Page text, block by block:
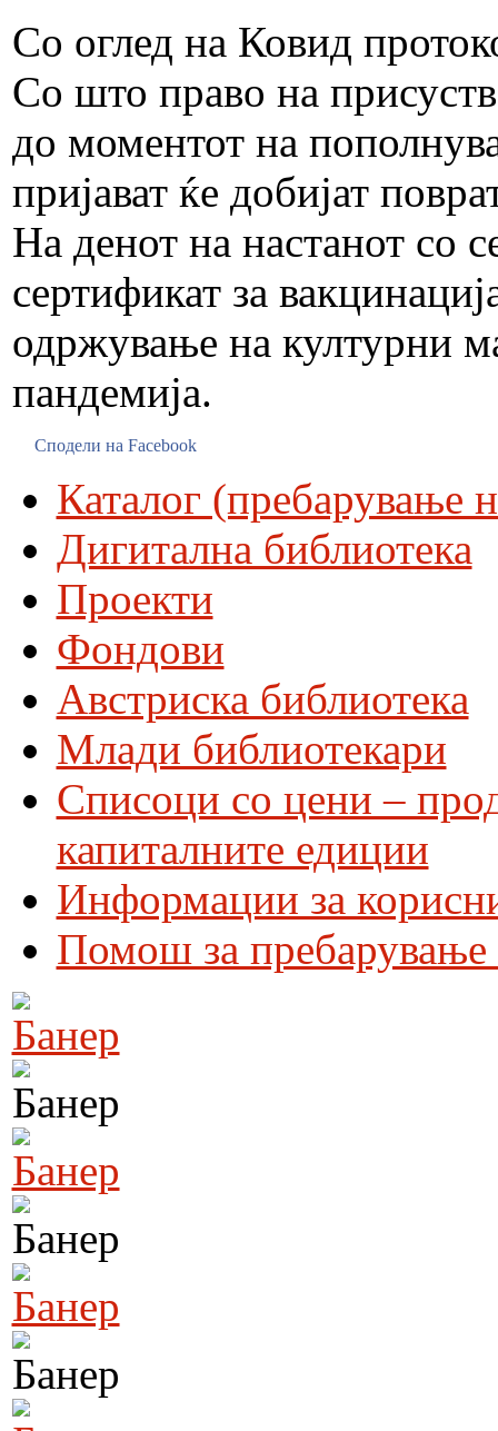
Со оглед на Ковид
Со што право на
до моментот на
пријават ќе добијат
На денот на настанот со
сертификат за
одржување на културни
пандемија.
Сподели на Facebook
Каталог (пребарување
Дигитална библиотека
Проекти
Фондови
Австриска библиотека
Млади библиотекари
Списоци со цени –
капиталните едиции
Информации за
Помош за